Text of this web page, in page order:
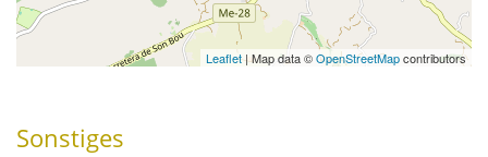
Leaflet| Map data ©OpenStreetMapcontributors
Sonstiges